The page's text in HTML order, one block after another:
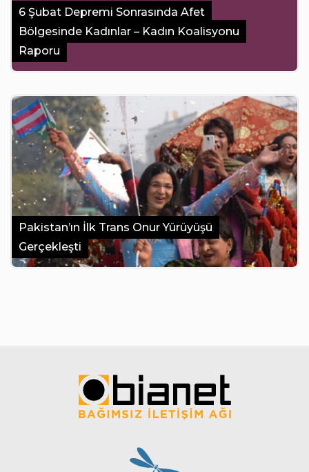
6 Şubat Depremi Sonrasında Afet
Bölgesinde Kadınlar – Kadın Koalisyonu
Raporu
Pakistan’ın İlk Trans Onur Yürüyüşü
Gerçekleşti